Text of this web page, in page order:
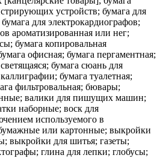
устройств; бумага для
для электрокардиографов;
ароматизированная или нег;
бумага копировальная
офисная; бумага пергаментная;
бумага сюань для
бумага туалетная;
фильтровальная; бювары;
валики для пишущих машин;
наборные; воск для
используемого в
или картонные; выкройки
выкройки для шитья; газеты;
глина для лепки; глобусы;